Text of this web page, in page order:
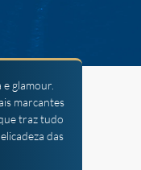
glamour.
marcantes
traz tudo
das